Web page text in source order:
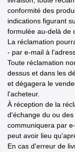
conformité des
indications figurant
formulée au-delà de
La réclamation
- par e-mail à
Toute réclamation
dessus et dans les
et dégagera le
l'acheteur.
À réception de la
d'échange du ou
communiquera par
peut avoir lieu
En cas d'erreur de